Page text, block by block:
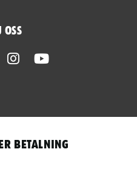
oss
LinkedInInstagram
betalning